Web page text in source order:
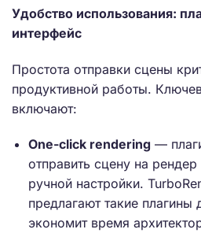
Удобство использования:
интерфейс
Простота отправки сцены
продуктивной работы.
включают:
One-click rendering—
отправить сцену на
ручной настройки.
предлагают такие плагины
экономит время